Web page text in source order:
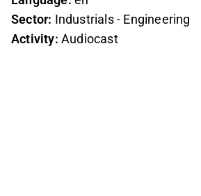
Sector: Industrials - Engineering
Activity: Audiocast